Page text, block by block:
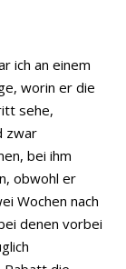
ich an einem
worin er die
sehe,
zwar
bei ihm
obwohl er
Wochen nach
denen vorbei